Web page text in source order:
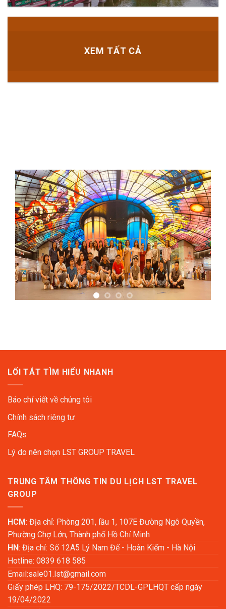
XEM TẤT CẢ
LỐI TẮT TÌM HIỂU NHANH
Báo chí viết về chúng tôi
Chính sách riêng tư
FAQs
Lý do nên chọn LST GROUP TRAVEL
TRUNG TÂM THÔNG TIN DU LỊCH LST TRAVEL
GROUP
HCM: Địa chỉ: Phòng 201, lầu 1, 107E Đường Ngô Quyền,
Phường Chợ Lớn, Thành phố Hồ Chí Minh
HN: Địa chỉ: Số 12A5 Lý Nam Đế - Hoàn Kiếm - Hà Nội
Hotline: 0839 618 585
Email:sale01.lst@gmail.com
Giấy phép LHQ: 79-175/2022/TCDL-GPLHQT cấp ngày
19/04/2022